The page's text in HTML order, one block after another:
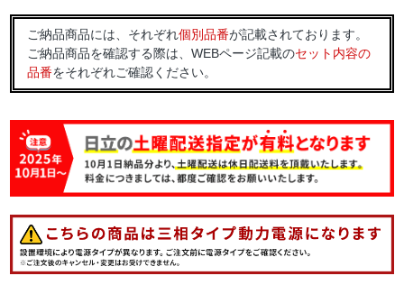
ご納品商品には、それぞれ個別品番が記載されております。
ご納品商品を確認する際は、WEBページ記載のセット内容の
品番をそれぞれご確認ください。